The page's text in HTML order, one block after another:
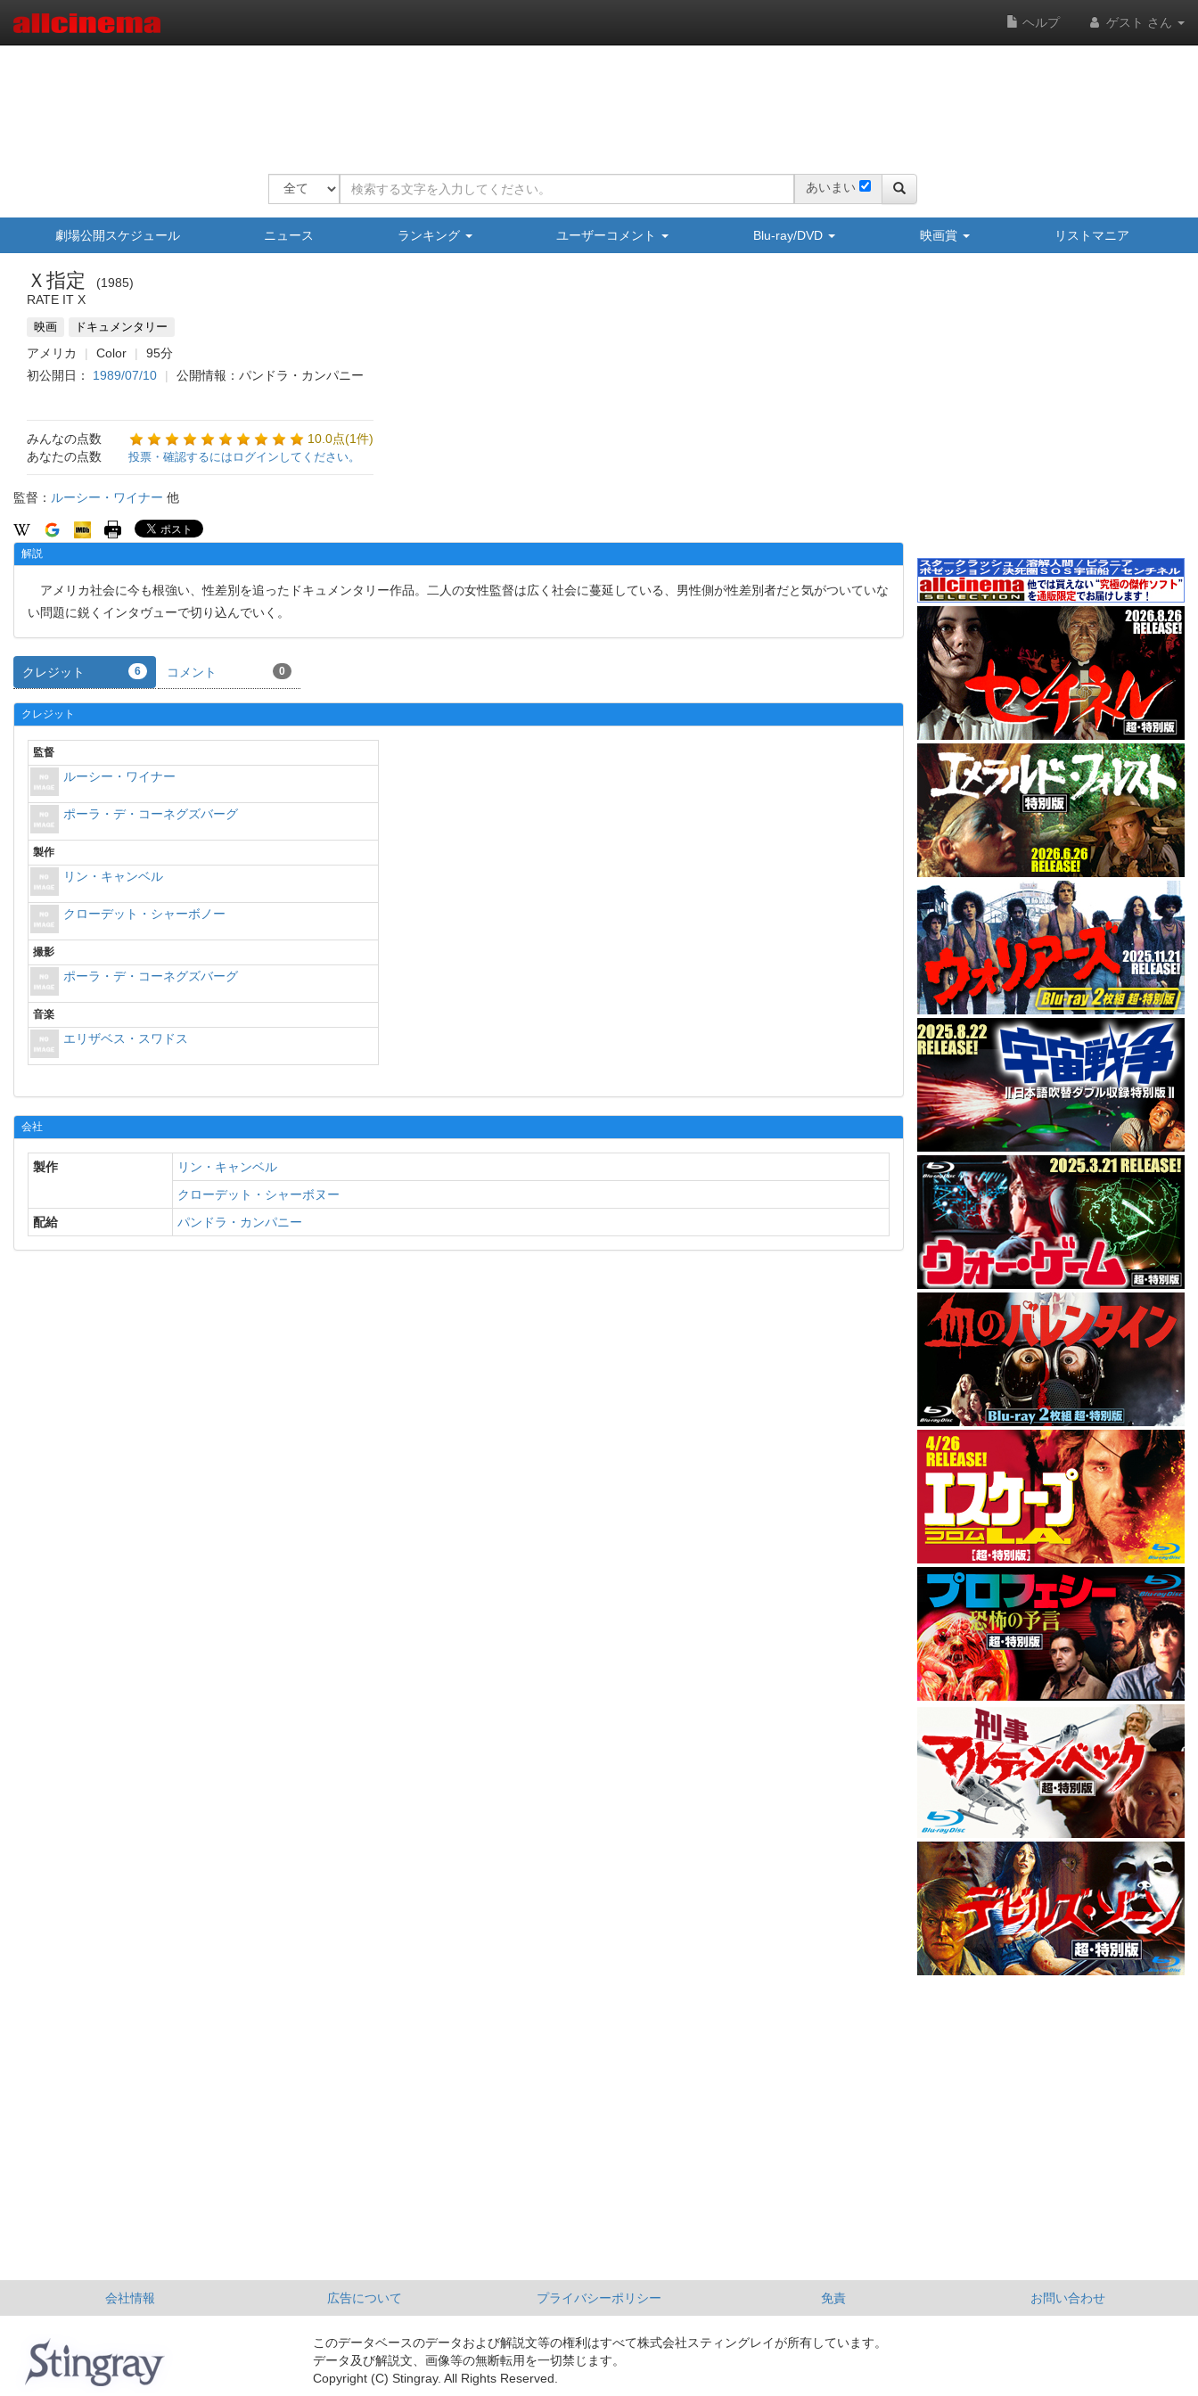
ヘルプ ゲスト さん
あいまい
劇場公開スケジュール ニュース ランキング ユーザーコメント Blu-ray/DVD 映画賞 リストマニア
Ｘ指定
1985
RATE IT X
映画 ドキュメンタリー
アメリカ Color
95分
初公開日： 1989/07/10 公開情報：パンドラ・カンパニー
みんなの点数
10.0点(1件)
あなたの点数
投票・確認するにはログインしてください。
監督： ルーシー・ワイナー 他
解説
アメリカ社会に今も根強い、性差別を追ったドキュメンタリー作品。二人の女性監督は広く社会に蔓延している、男性側が性差別者だと気がついていな
い問題に鋭くインタヴューで切り込んでいく。
クレジット 6 コメント 0
クレジット
監督
ルーシー・ワイナー
ポーラ・デ・コーネグズバーグ
製作
リン・キャンベル
クローデット・シャーボノー
撮影
ポーラ・デ・コーネグズバーグ
音楽
エリザベス・スワドス
会社
製作
リン・キャンベル
クローデット・シャーボヌー
配給
パンドラ・カンパニー
会社情報 広告について プライバシーポリシー 免責 お問い合わせ
このデータベースのデータおよび解説文等の権利はすべて株式会社スティングレイが所有しています。
データ及び解説文、画像等の無断転用を一切禁じます。
Copyright (C) Stingray. All Rights Reserved.